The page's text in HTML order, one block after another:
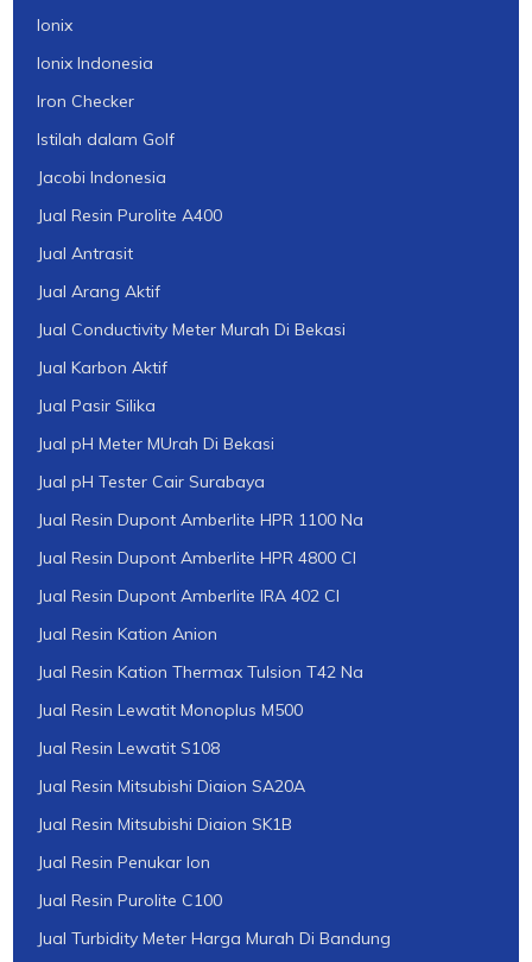
Ionix
Ionix Indonesia
Iron Checker
Istilah dalam Golf
Jacobi Indonesia
Jual Resin Purolite A400
Jual Antrasit
Jual Arang Aktif
Jual Conductivity Meter Murah Di Bekasi
Jual Karbon Aktif
Jual Pasir Silika
Jual pH Meter MUrah Di Bekasi
Jual pH Tester Cair Surabaya
Jual Resin Dupont Amberlite HPR 1100 Na
Jual Resin Dupont Amberlite HPR 4800 Cl
Jual Resin Dupont Amberlite IRA 402 Cl
Jual Resin Kation Anion
Jual Resin Kation Thermax Tulsion T42 Na
Jual Resin Lewatit Monoplus M500
Jual Resin Lewatit S108
Jual Resin Mitsubishi Diaion SA20A
Jual Resin Mitsubishi Diaion SK1B
Jual Resin Penukar Ion
Jual Resin Purolite C100
Jual Turbidity Meter Harga Murah Di Bandung